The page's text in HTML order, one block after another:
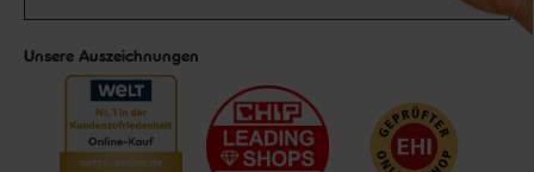
Unsere Auszeichnungen